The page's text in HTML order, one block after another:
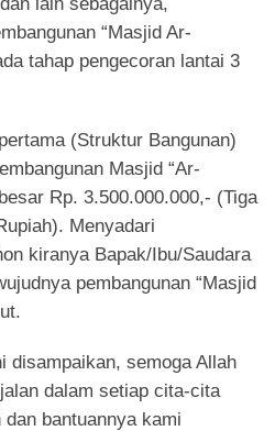
“Masjid Ar-
tahap pengecoran lantai 3
(Struktur Bangunan)
Masjid “Ar-
Rp. 3.500.000.000,- (Tiga
Menyadari
kiranya Bapak/Ibu/Saudara
pembangunan “Masjid
disampaikan, semoga Allah
dalam setiap cita-cita
bantuannya kami